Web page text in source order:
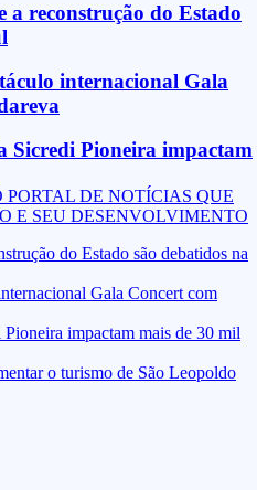
reconstrução do Estado
internacional Gala
Sicredi Pioneira impactam
do Estado são debatidos na
Gala Concert com
impactam mais de 30 mil
o turismo de São Leopoldo